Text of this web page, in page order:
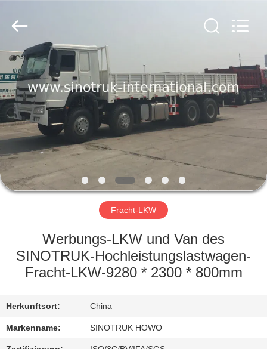
ZU
HAUSE
PRODUKTE
ÜBER
UNS
WERKSBESICHTIGUNG
QUALITÄTSKONTROLLE
MIT
UNS
LTD..
Fracht-LKW
Werbungs-LKW und Van des
SINOTRUK-Hochleistungslastwagen-
Fracht-LKW-9280 * 2300 * 800mm
Herkunftsort: China
Markenname: SINOTRUK HOWO